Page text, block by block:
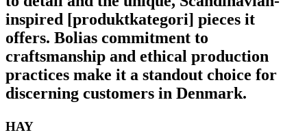
inspired [produktkategori] pieces it
offers. Bolias commitment to
craftsmanship and ethical production
practices make it a standout choice for
discerning customers in Denmark.
HAY